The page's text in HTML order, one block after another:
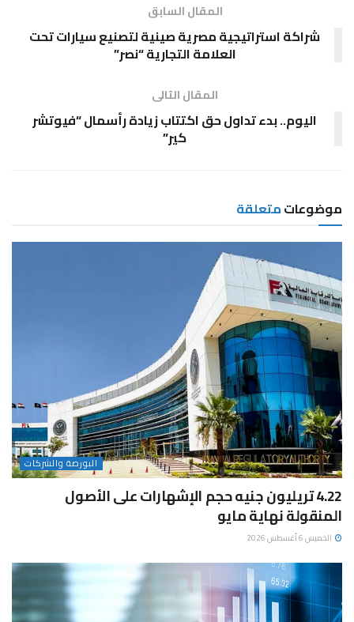
المقال السابق
شراكة استراتيجية مصرية صينية لتصنيع سيارات تحت
العلامة التجارية “نصر”
المقال التالى
اليوم.. بدء تداول حق اكتتاب زيادة رأسمال “فيوتشر
كير”
موضوعاتمتعلقة
البورصة والشركات
4.22 تريليون جنيه حجم الإشهارات على الأصول
المنقولة نهاية مايو
الخميس 6 أغسطس 2026